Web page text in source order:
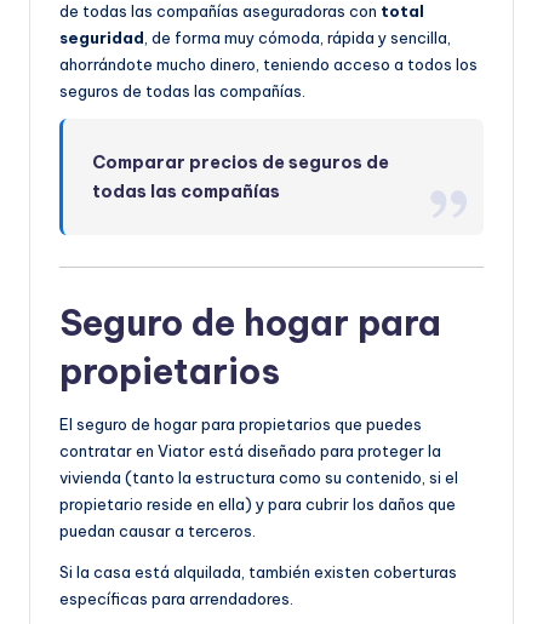
de todas las compañías aseguradoras con total
seguridad, de forma muy cómoda, rápida y sencilla,
ahorrándote mucho dinero, teniendo acceso a todos los
seguros de todas las compañías.
Comparar precios de seguros de
todas las compañías
Seguro de hogar para
propietarios
El seguro de hogar para propietarios que puedes
contratar en Viator está diseñado para proteger la
vivienda (tanto la estructura como su contenido, si el
propietario reside en ella) y para cubrir los daños que
puedan causar a terceros.
Si la casa está alquilada, también existen coberturas
específicas para arrendadores.